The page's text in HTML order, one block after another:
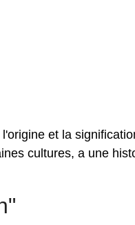
et la
cultures, a une